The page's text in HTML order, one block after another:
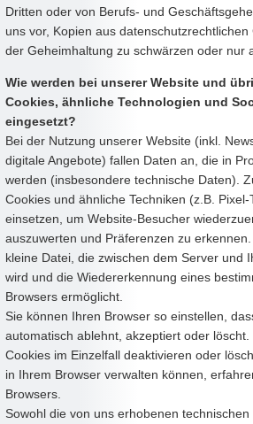
Dritten oder von Berufs- und
uns vor, Kopien aus
der Geheimhaltung zu schwärzen oder nur
Wie werden bei unserer Website und
Cookies, ähnliche Technologien und
eingesetzt?
Bei der Nutzung unserer Website (inkl.
digitale Angebote) fallen Daten an, die in
werden (insbesondere technische Daten).
Cookies und ähnliche Techniken (z.B.
einsetzen, um Website-Besucher
auszuwerten und Präferenzen zu
kleine Datei, die zwischen dem Server und
wird und die Wiedererkennung eines
Browsers ermöglicht.
Sie können Ihren Browser so einstellen,
automatisch ablehnt, akzeptiert oder löscht.
Cookies im Einzelfall deaktivieren oder
in Ihrem Browser verwalten können,
Browsers.
Sowohl die von uns erhobenen